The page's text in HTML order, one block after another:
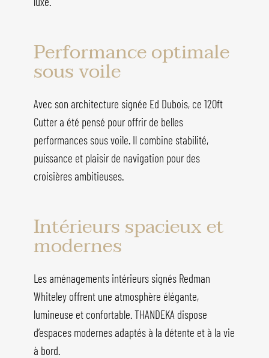
Performance optimale
sous voile
Avec son architecture signée Ed Dubois, ce 120ft
Cutter a été pensé pour offrir de belles
performances sous voile. Il combine stabilité,
puissance et plaisir de navigation pour des
croisières ambitieuses.
Intérieurs spacieux et
modernes
Les aménagements intérieurs signés Redman
Whiteley offrent une atmosphère élégante,
lumineuse et confortable. THANDEKA dispose
d’espaces modernes adaptés à la détente et à la vie
à bord.